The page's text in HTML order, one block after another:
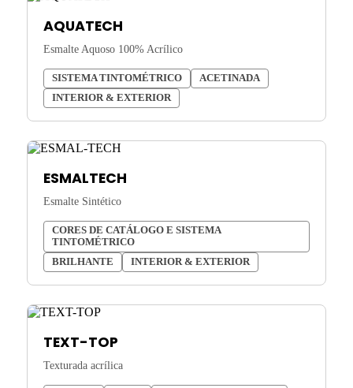
AQUATECH
Esmalte Aquoso 100% Acrílico
SISTEMA TINTOMÉTRICO
ACETINADA
INTERIOR & EXTERIOR
ESMALTECH
Esmalte Sintético
CORES DE CATÁLOGO E SISTEMA
TINTOMÉTRICO
BRILHANTE
INTERIOR & EXTERIOR
TEXT-TOP
Texturada acrílica